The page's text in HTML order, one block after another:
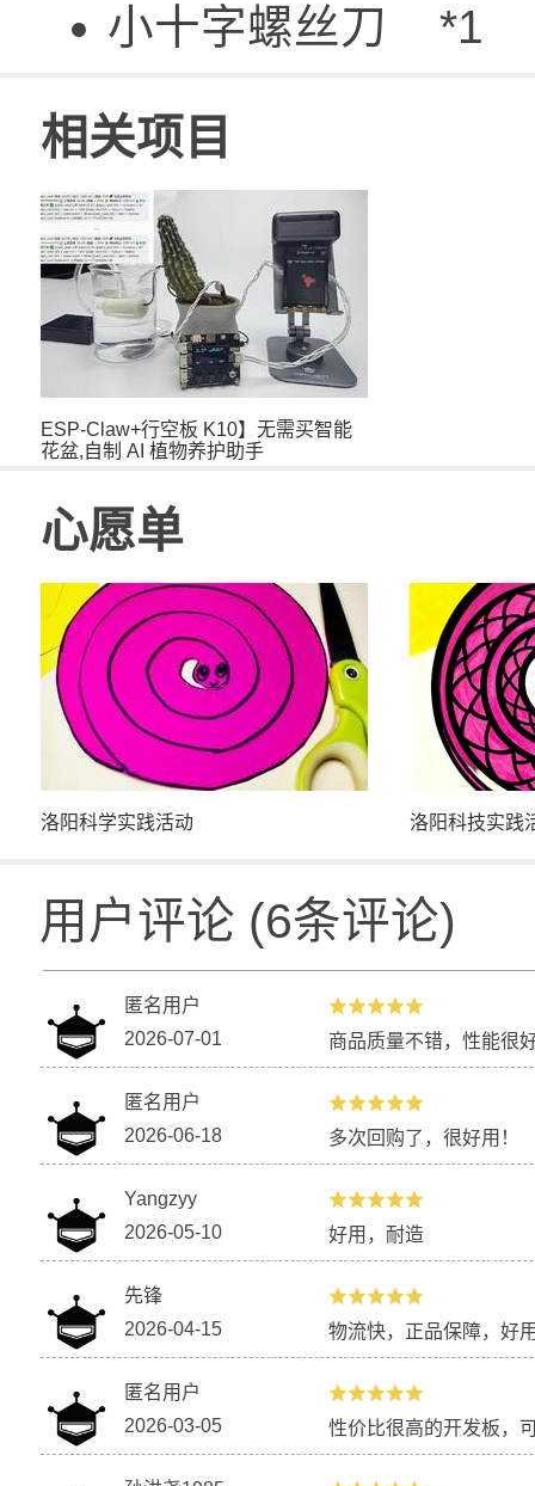
小十字螺丝刀 *1
相关项目
ESP-Claw+行空板 K10】无需买智能
花盆,自制 AI 植物养护助手
心愿单
洛阳科学实践活动 洛阳科技实践
用户评论 (6条评论)
匿名用户
2026-07-01
商品质量不错，性能很
匿名用户
2026-06-18
多次回购了，很好用！
Yangzyy
2026-05-10
好用，耐造
先锋
2026-04-15
物流快，正品保障，好
匿名用户
2026-03-05
性价比很高的开发板，